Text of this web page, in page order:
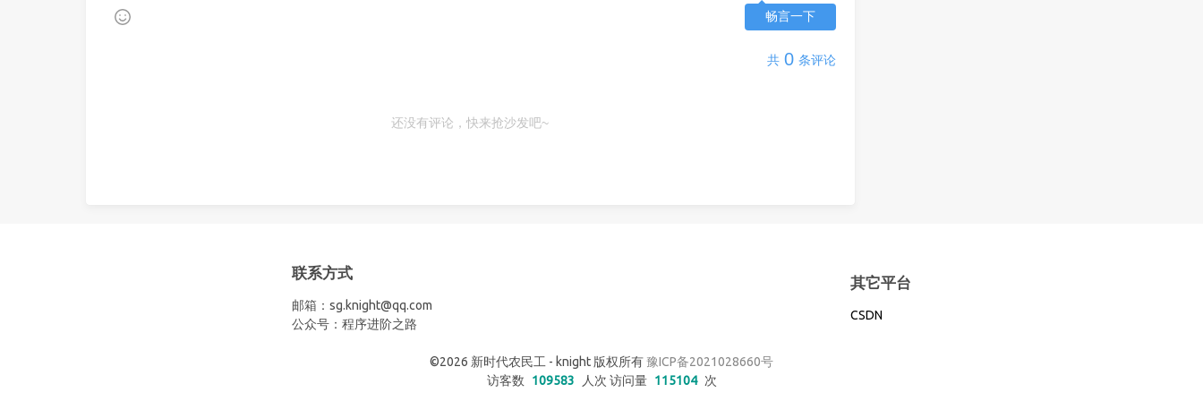
畅言一下
共 0 条评论
还没有评论，快来抢沙发吧~
联系方式
邮箱：sg.knight@qq.com
公众号：程序进阶之路
其它平台
CSDN
©2026 新时代农民工 - knight 版权所有豫ICP备2021028660号
访客数
109583 人次 访问量 115104 次